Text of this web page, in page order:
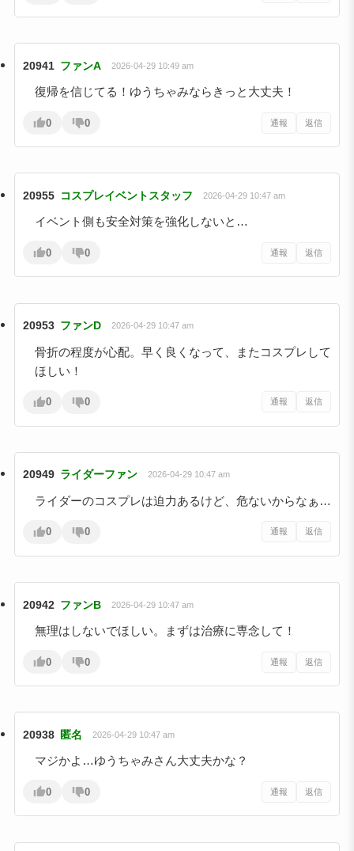
20941 ファンA 2026-04-29 10:49 am
復帰を信じてる！ゆうちゃみならきっと大丈夫！
0 0 通報 返信
20955 コスプレイベントスタッフ 2026-04-29 10:47 am
イベント側も安全対策を強化しないと…
0 0 通報 返信
20953 ファンD 2026-04-29 10:47 am
骨折の程度が心配。早く良くなって、またコスプレして
ほしい！
0 0 通報 返信
20949 ライダーファン 2026-04-29 10:47 am
ライダーのコスプレは迫力あるけど、危ないからなぁ…
0 0 通報 返信
20942 ファンB 2026-04-29 10:47 am
無理はしないでほしい。まずは治療に専念して！
0 0 通報 返信
20938 匿名 2026-04-29 10:47 am
マジかよ…ゆうちゃみさん大丈夫かな？
0 0 通報 返信